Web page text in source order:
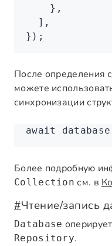
    }
,
  ]
,
});
После определения
можете
синхронизации
await database
Более подробную
Collection см. в
#Чтение/запись
Database
Repository.